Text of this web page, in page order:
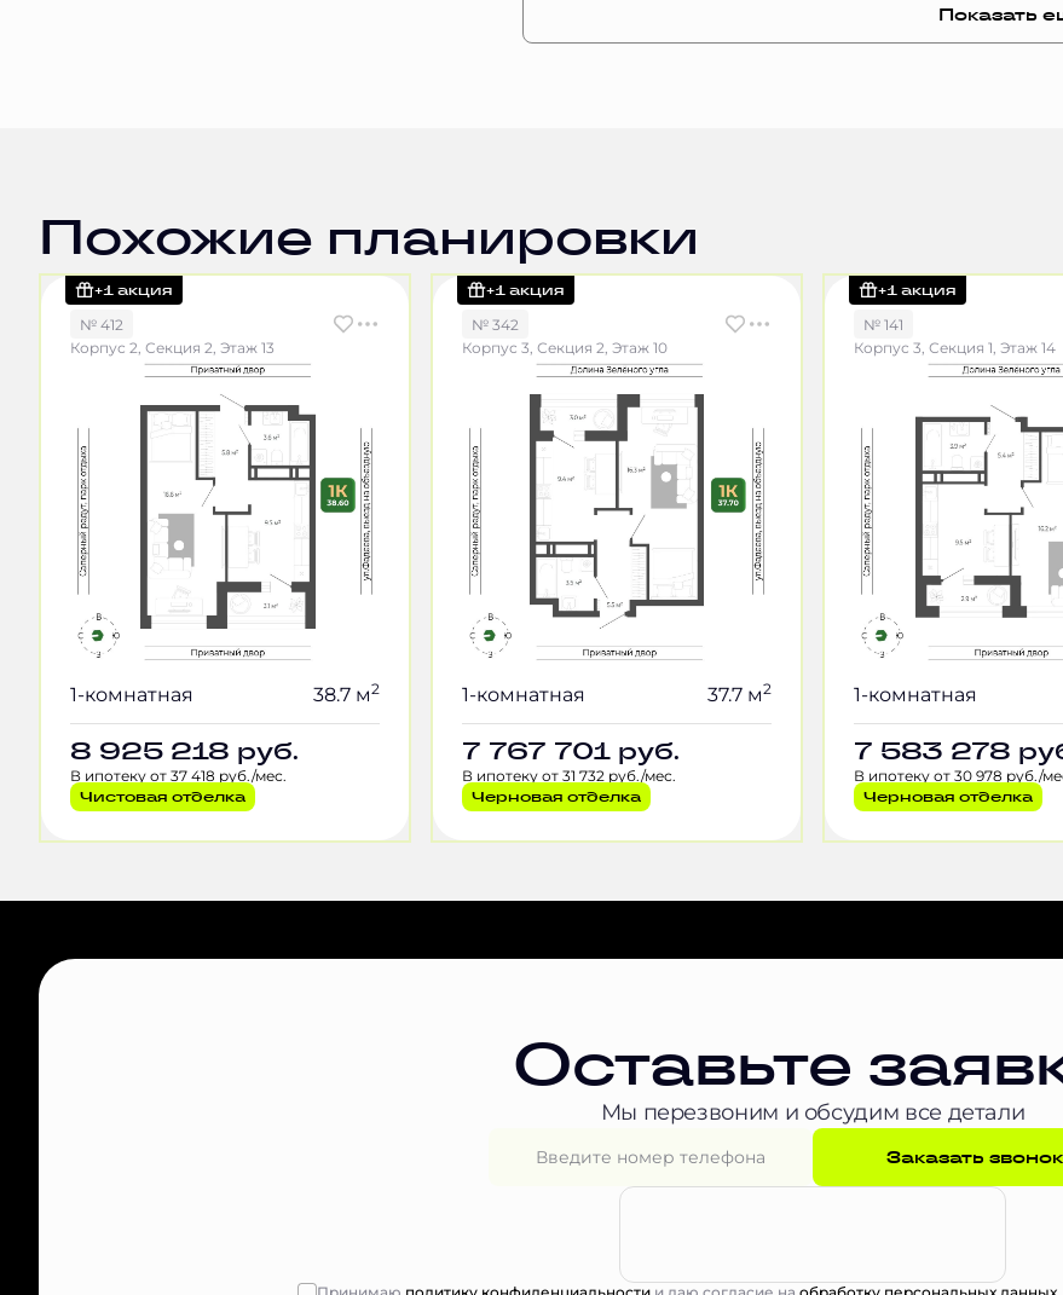
Показать
Похожие планировки
+1 акция
№ 412
Корпус 2, Секция 2, Этаж 13
1-комнатная 38.7 м2
8 925 218 руб.
В ипотеку от 37 418 руб./мес.
Чистовая отделка
+1 акция
№ 342
Корпус 3, Секция 2, Этаж 10
1-комнатная 37.7 м2
7 767 701 руб.
В ипотеку от 31 732 руб./мес.
Черновая отделка
+1 акция
№ 141
Корпус 3, Секция 1, Этаж 14
1-комнатная
7 583 278
В ипотеку от 30 978 руб./
Черновая отделка
Оставьте
Мы перезвоним и обсудим все детали
Заказать звонок
Принимаю политику конфиденциальностии даю согласие на обработку персональных данных